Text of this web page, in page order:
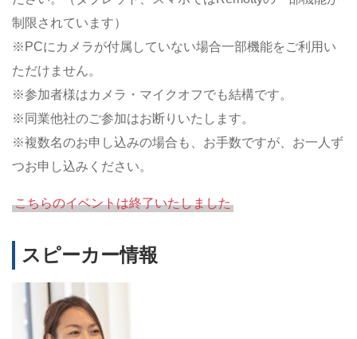
制限されています）
※PCにカメラが付属していない場合一部機能をご利用い
ただけません。
※参加者様はカメラ・マイクオフでも結構です。
※同業他社のご参加はお断りいたします。
※複数名のお申し込みの場合も、お手数ですが、お一人ず
つお申し込みください。
こちらのイベントは終了いたしました
スピーカー情報